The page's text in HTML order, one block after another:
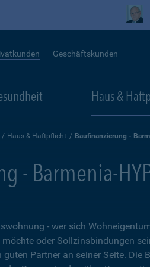
Geschäftskunden
Haus &
Haus & Haftpflicht Baufinanzierung -
- Barmenia-
- wer sich
oder Sollzinsbindungen
Partner an seiner Seite. Die